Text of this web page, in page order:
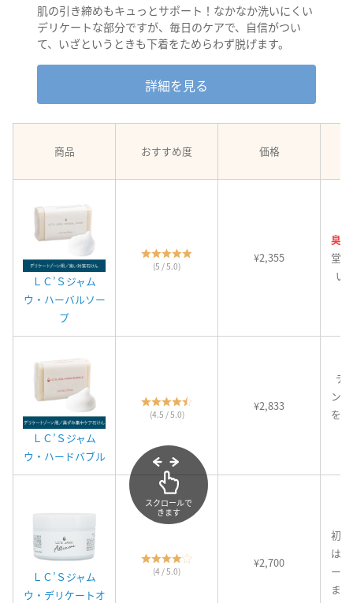
肌の引き締めもキュっとサポート！なかなか洗いにくい
デリケートな部分ですが、毎日のケアで、自信がつい
て、いざというときも下着をためらわず脱げます。
詳細を見る
商品 おすすめ度 価格
ＬＣ’Ｓジャム
ウ・ハーバルソー
プ
(5 / 5.0)
¥2,355
臭い
堂
い
ＬＣ’Ｓジャム
ウ・ハードバブル
(4.5 / 5.0)
¥2,833
デ
ン
を
ＬＣ’Ｓジャム
ウ・デリケートオ
(4 / 5.0)
¥2,700
初
は
ー
ま
スクロールで
きます